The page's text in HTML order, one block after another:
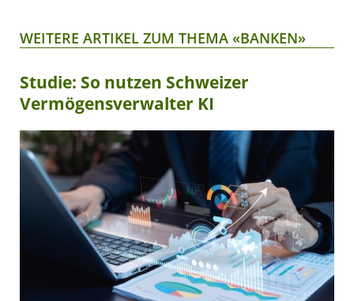
WEITERE ARTIKEL ZUM THEMA «BANKEN»
Studie: So nutzen Schweizer
Vermögensverwalter KI